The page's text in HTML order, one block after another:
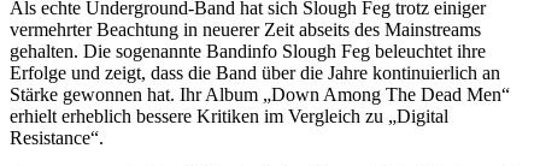
Als echte Underground-Band hat sich Slough Feg trotz einiger
vermehrter Beachtung in neuerer Zeit abseits des Mainstreams
gehalten. Die sogenannte Bandinfo Slough Feg beleuchtet ihre
Erfolge und zeigt, dass die Band über die Jahre kontinuierlich an
Stärke gewonnen hat. Ihr Album „Down Among The Dead Men“
erhielt erheblich bessere Kritiken im Vergleich zu „Digital
Resistance“.